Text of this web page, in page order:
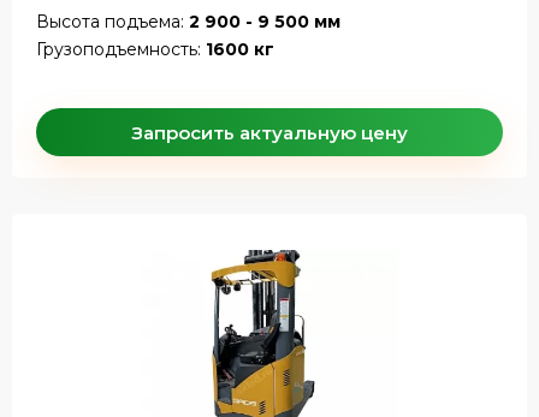
Высота подъема: 2 900 - 9 500 мм
Грузоподъемность: 1600 кг
Запросить актуальную цену